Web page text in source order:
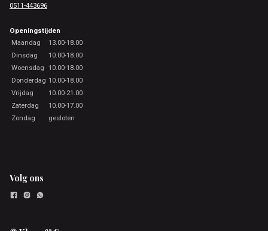
0511-443696
Openingstijden
Maandag
13.00-18.00
Dinsdag
10.00-18.00
Woensdag 10.00-18.00
Donderdag 10.00-18.00
Vrijdag
10.00-21.00
Zaterdag
10.00-17.00
Zondag
gesloten
Volg ons